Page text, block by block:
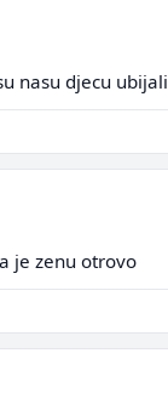
nasu djecu ubijali
je zenu otrovo